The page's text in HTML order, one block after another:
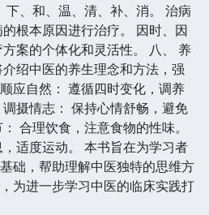
下、和、温、清、补、消。 治病
根本原因进行治疗。 因时、因
案的个体化和灵活性。 八、 养
绍中医的养生理念和方法，强
应自然： 遵循四时变化，调养
摄情志： 保持心情舒畅，避免
合理饮食，注意食物的性味。
适度运动。 本书旨在为学习者
础，帮助理解中医独特的思维方
为进一步学习中医的临床实践打